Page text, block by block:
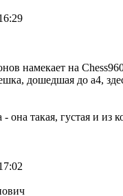
намекает на
дошедшая до а4,
она такая, густая и из